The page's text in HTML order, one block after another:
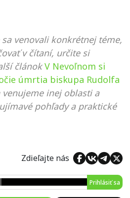
venovali konkrétnej téme,
v čítaní, určite si
článok V Nevoľnom si
úmrtia biskupa Rudolfa
venujeme inej oblasti a
pohľady a praktické
Zdieľajte nás
Prihlásiť sa